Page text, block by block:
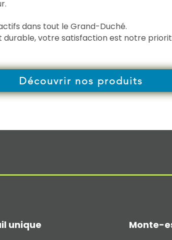
dans tout le Grand-Duché.
durable, votre satisfaction est notre
Découvrir nos produits
unique Monte-